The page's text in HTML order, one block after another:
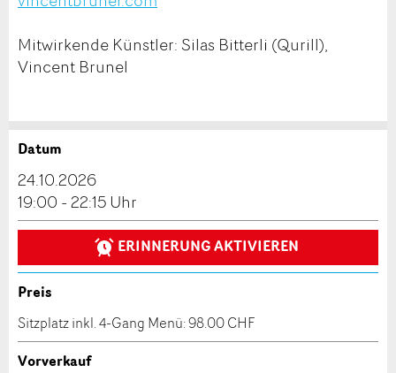
Mitwirkende Künstler: Silas Bitterli (Qurill),
Vincent Brunel
Anzeige beanstanden
Ihr Feedback wird sehr geschätzt!
Allgemeines Feedback
Anzeige nicht mehr gültig
Anzeige weiterempfehlen
Empfehlen Sie diese Anzeige an Freunde weiter.
Reservation
Veranstaltungsdatum *:
Vorname / Nachname *:
Datum
24.10.2026
19:00 - 22:15 Uhr
ERINNERUNG AKTIVIEREN
Preis
Sitzplatz inkl. 4-Gang Menü: 98.00 CHF
Vorverkauf